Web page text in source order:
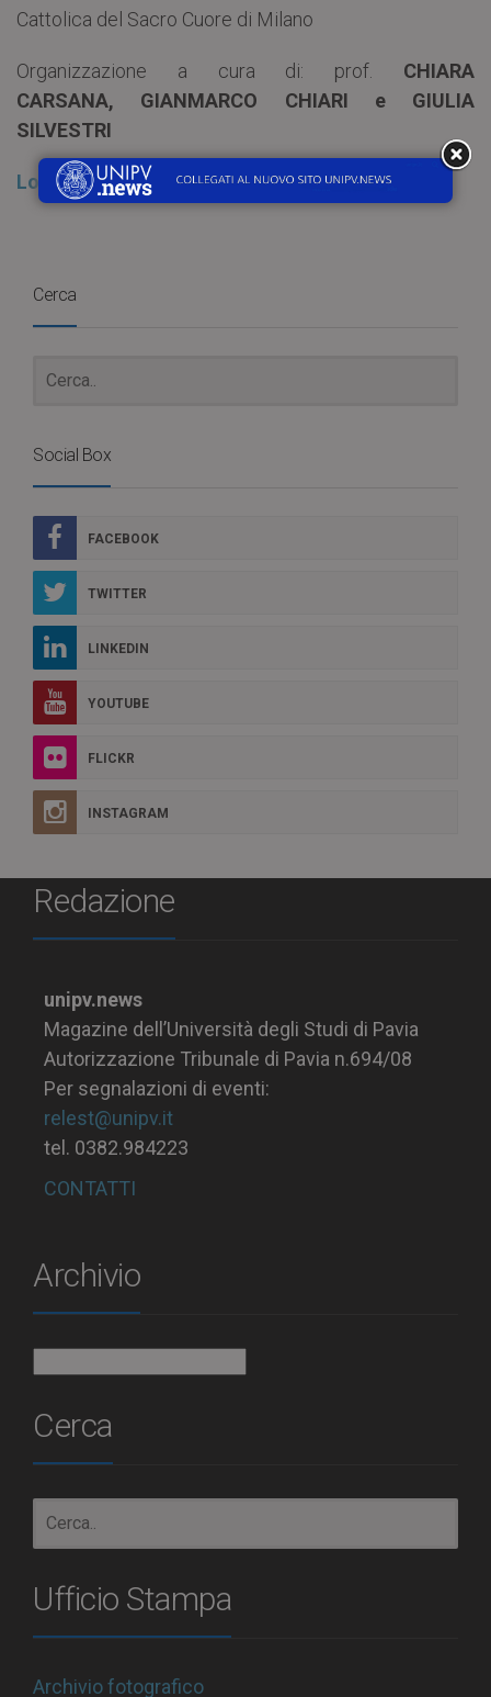
Cattolica del Sacro Cuore di Milano
Organizzazione a cura di: prof. CHIARA
CARSANA, GIANMARCO CHIARI e GIULIA
SILVESTRI
Locandina
Cerca
Social Box
FACEBOOK
TWITTER
LINKEDIN
YOUTUBE
FLICKR
INSTAGRAM
Redazione
unipv.news
Magazine dell’Università degli Studi di Pavia
Autorizzazione Tribunale di Pavia n.694/08
Per segnalazioni di eventi:
relest@unipv.it
tel. 0382.984223
CONTATTI
Archivio
Cerca
Ufficio Stampa
Archivio fotografico